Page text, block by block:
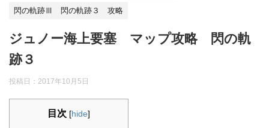
閃の軌跡Ⅲ 閃の軌跡３ 攻略
ジュノー海上要塞 マップ攻略 閃の軌
跡３
投稿日： 2017年10月5日
目次 [hide]